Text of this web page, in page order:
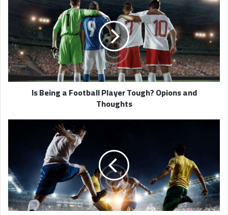
Being
Player
Tough?
Opions
and
Thoughts
Is Being a Football Player Tough? Opions and
Thoughts
Countries
in
2018